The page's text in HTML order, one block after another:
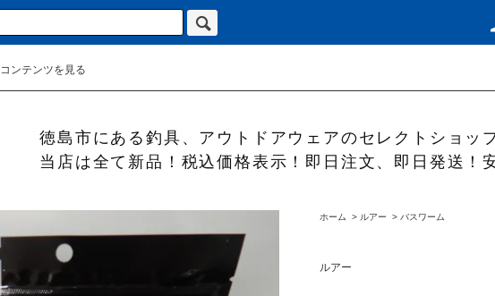
コンテンツを見る
徳島市にある釣具、アウトドアウェアのセレクトショッ
当店は全て新品！税込価格表示！即日注文、即日発送！
ホーム > ルアー > バスワーム
ルアー